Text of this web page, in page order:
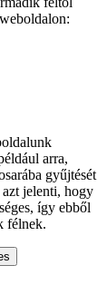
arra,
gyűjtését
jelenti, hogy
így ebből
félnek.